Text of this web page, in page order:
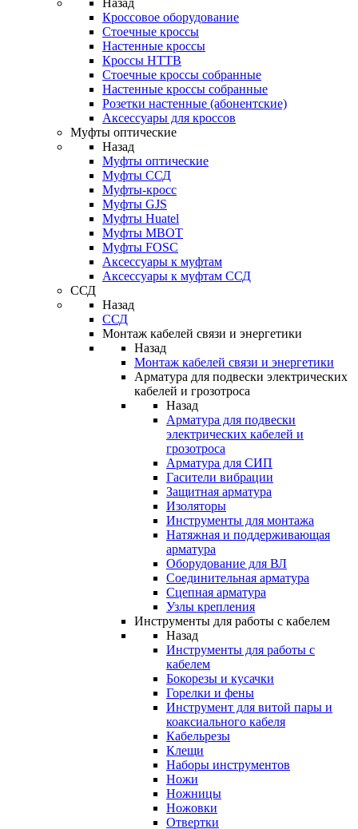
Назад
Кроссовое оборудование
Стоечные кроссы
Настенные кроссы
Кроссы HTTB
Стоечные кроссы собранные
Настенные кроссы собранные
Розетки настенные (абонентские)
Аксессуары для кроссов
Муфты оптические
Назад
Муфты оптические
Муфты ССД
Муфты-кросс
Муфты GJS
Муфты Huatel
Муфты МВОТ
Муфты FOSC
Аксессуары к муфтам
Аксессуары к муфтам ССД
ССД
Назад
ССД
Монтаж кабелей связи и энергетики
Назад
Монтаж кабелей связи и энергетики
Арматура для подвески электрических
кабелей и грозотроса
Назад
Арматура для подвески
электрических кабелей и
грозотроса
Арматура для СИП
Гасители вибрации
Защитная арматура
Изоляторы
Инструменты для монтажа
Натяжная и поддерживающая
арматура
Оборудование для ВЛ
Соединительная арматура
Сцепная арматура
Узлы крепления
Инструменты для работы с кабелем
Назад
Инструменты для работы с
кабелем
Бокорезы и кусачки
Горелки и фены
Инструмент для витой пары и
коаксиального кабеля
Кабельрезы
Клещи
Наборы инструментов
Ножи
Ножницы
Ножовки
Отвертки